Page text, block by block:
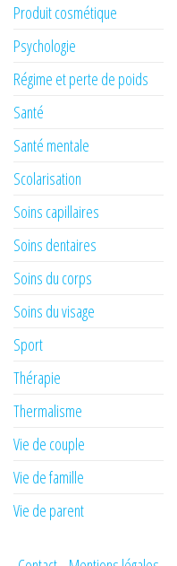
Produit cosmétique
Psychologie
Régime et perte de poids
Santé
Santé mentale
Scolarisation
Soins capillaires
Soins dentaires
Soins du corps
Soins du visage
Sport
Thérapie
Thermalisme
Vie de couple
Vie de famille
Vie de parent